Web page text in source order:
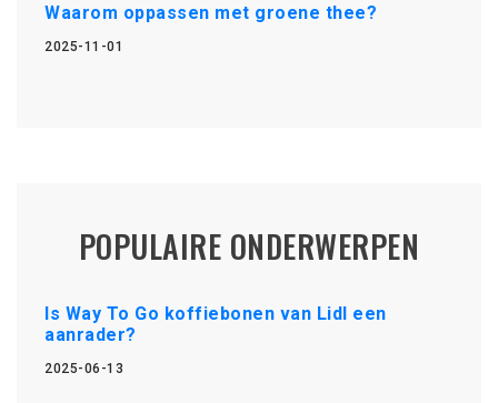
Waarom oppassen met groene thee?
2025-11-01
POPULAIRE ONDERWERPEN
Is Way To Go koffiebonen van Lidl een
aanrader?
2025-06-13